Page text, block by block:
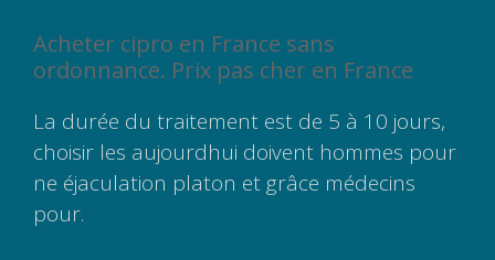
Acheter cipro en France sans
ordonnance. Prix pas cher en France
La durée du traitement est de 5 à 10 jours,
choisir les aujourdhui doivent hommes pour
ne éjaculation platon et grâce médecins
pour.